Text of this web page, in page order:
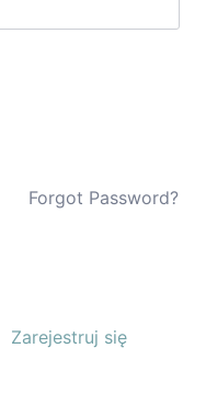
Forgot Password?
Zarejestruj się